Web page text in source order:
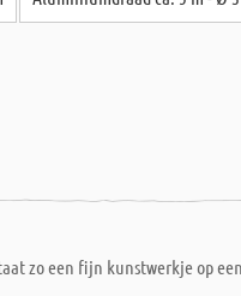
zo een fijn kunstwerkje op